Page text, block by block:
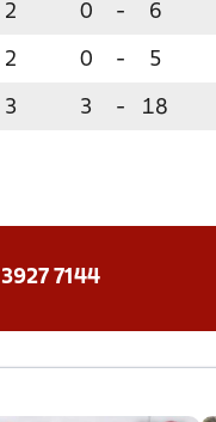
2 0 - 6
2 0 - 5
3 3 - 18
3927 7144